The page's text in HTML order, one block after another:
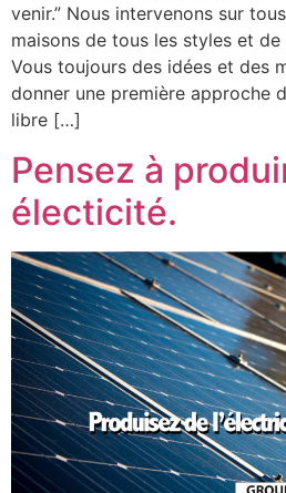
venir.” Nous intervenons sur
maisons de tous les styles et
Vous toujours des idées et des
donner une première approche
libre […]
Pensez à
électicité.